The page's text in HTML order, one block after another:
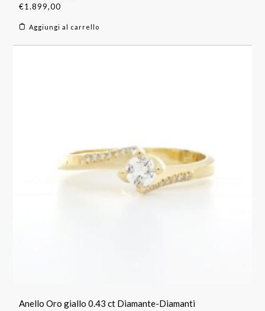
€1.899,00
Aggiungi al carrello
Anello Oro giallo 0.43 ct Diamante-Diamanti